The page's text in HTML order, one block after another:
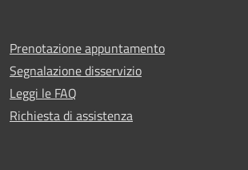
Prenotazione appuntamento
Segnalazione disservizio
Leggi le FAQ
Richiesta di assistenza